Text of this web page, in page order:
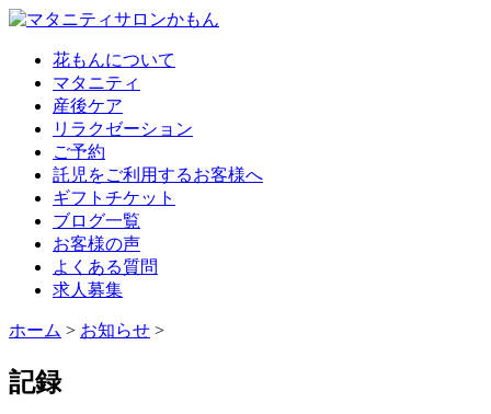
花もんについて
マタニティ
産後ケア
リラクゼーション
ご予約
託児をご利用するお客様へ
ギフトチケット
ブログ一覧
お客様の声
よくある質問
求人募集
ホーム > お知らせ >
記録